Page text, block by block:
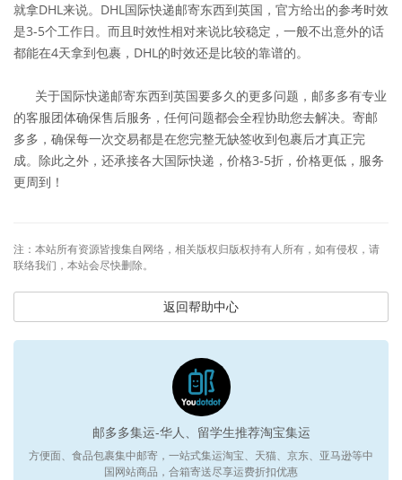
就拿DHL来说。DHL国际快递邮寄东西到英国，官方给出的参考时效
是3-5个工作日。而且时效性相对来说比较稳定，一般不出意外的话
都能在4天拿到包裹，DHL的时效还是比较的靠谱的。
关于国际快递邮寄东西到英国要多久的更多问题，邮多多有专业
的客服团体确保售后服务，任何问题都会全程协助您去解决。寄邮
多多，确保每一次交易都是在您完整无缺签收到包裹后才真正完
成。除此之外，还承接各大国际快递，价格3-5折，价格更低，服务
更周到！
注：本站所有资源皆搜集自网络，相关版权归版权持有人所有，如有侵权，请
联络我们，本站会尽快删除。
返回帮助中心
邮多多集运-华人、留学生推荐淘宝集运
方便面、食品包裹集中邮寄，一站式集运淘宝、天猫、京东、亚马逊等中
国网站商品，合箱寄送尽享运费折扣优惠